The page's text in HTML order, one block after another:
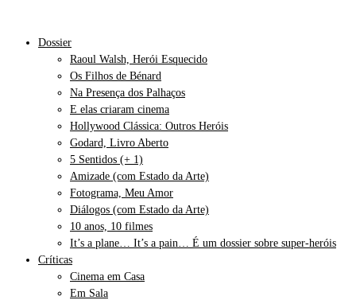
Dossier
Raoul Walsh, Herói Esquecido
Os Filhos de Bénard
Na Presença dos Palhaços
E elas criaram cinema
Hollywood Clássica: Outros Heróis
Godard, Livro Aberto
5 Sentidos (+ 1)
Amizade (com Estado da Arte)
Fotograma, Meu Amor
Diálogos (com Estado da Arte)
10 anos, 10 filmes
It’s a plane… It’s a pain… É um dossier sobre super-heróis
Críticas
Cinema em Casa
Em Sala